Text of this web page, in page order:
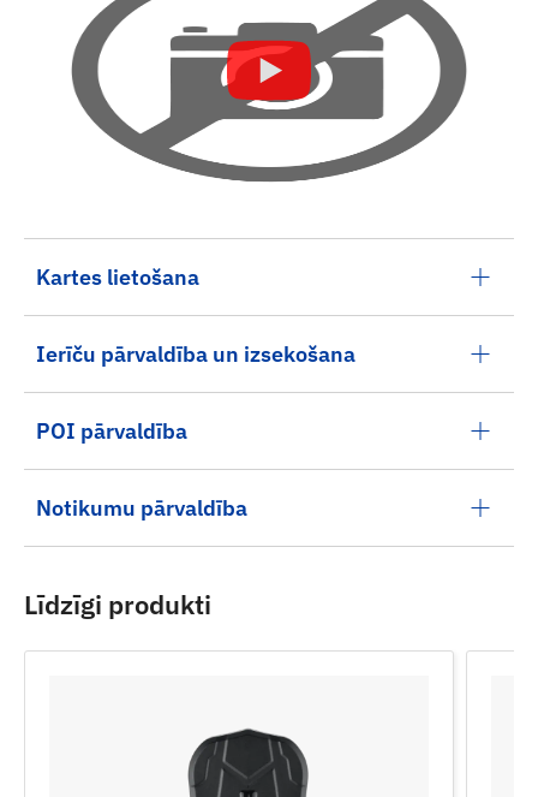
Kartes lietošana
Ierīču pārvaldība un izsekošana
POI pārvaldība
Notikumu pārvaldība
Līdzīgi produkti